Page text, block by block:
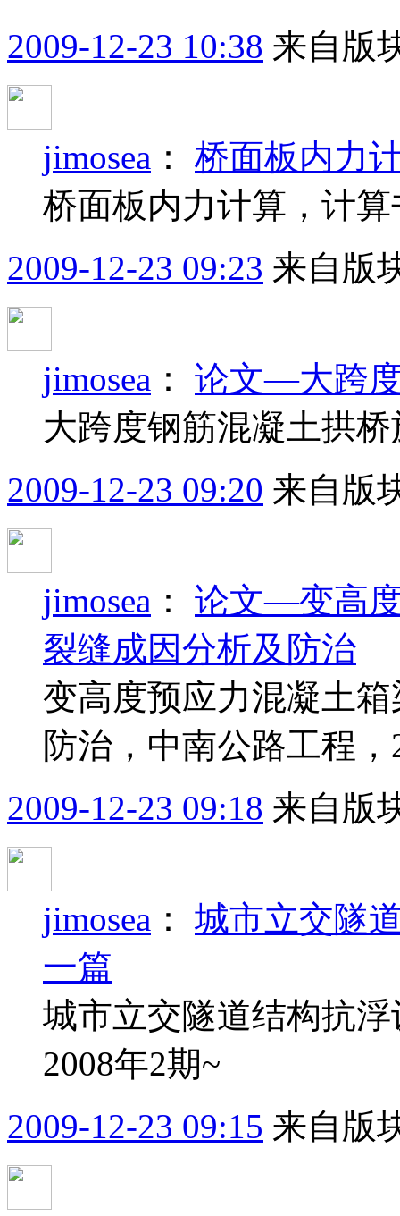
2009-12-23 10:38 来自版
jimosea ： 桥面板内力
桥面板内力计算，计
2009-12-23 09:23 来自版
jimosea ： 论文—大跨
大跨度钢筋混凝土拱
2009-12-23 09:20 来自版
jimosea ： 论文—变高
裂缝成因分析及防治
变高度预应力混凝土
防治，中南公路工程，
2009-12-23 09:18 来自版
jimosea ： 城市立交隧
一篇
城市立交隧道结构抗
2008年2期~
2009-12-23 09:15 来自版